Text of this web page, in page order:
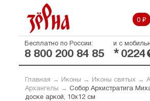
0 ₽
Бесплатно по России:
8 800 200 84 85
и с
* 0224
Главная → Иконы → Иконы святых→
Архангелы → Собор Архистратига
доске аркой, 10х12 см